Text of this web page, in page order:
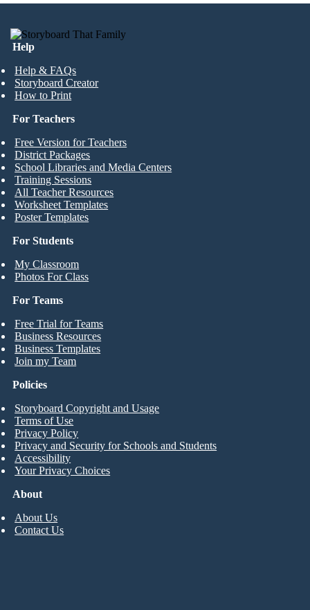
Help
Help & FAQs
Storyboard Creator
How to Print
For Students
My Classroom
Photos For Class
For Teachers
Free Version for Teachers
District Packages
School Libraries and Media Centers
Training Sessions
All Teacher Resources
Worksheet Templates
Poster Templates
For Teams
Free Trial for Teams
Business Resources
Business Templates
Join my Team
About
About Us
Contact Us
Policies
Storyboard Copyright and Usage
Terms of Use
Privacy Policy
Privacy and Security for Schools and Students
Accessibility
Your Privacy Choices